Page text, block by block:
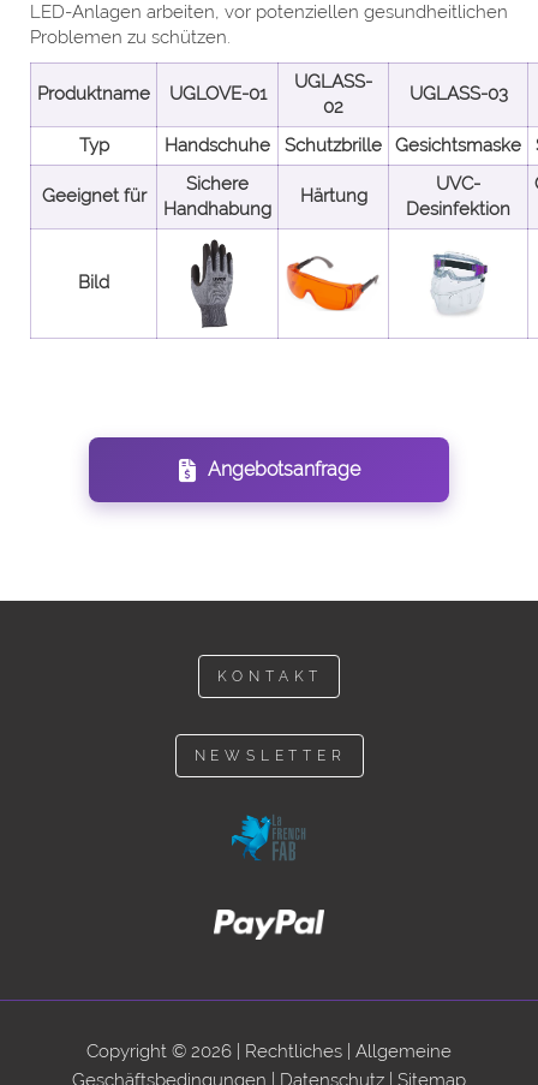
LED-Anlagen arbeiten, vor potenziellen gesundheitlichen
Problemen zu schützen.
Produktname UGLOVE-01
UGLASS-
02
UGLASS-03
Typ Handschuhe Schutzbrille Gesichtsmaske
Geeignet für
Sichere
Handhabung
Härtung
UVC-
Desinfektion
Bild
Angebotsanfrage
KONTAKT
NEWSLETTER
Copyright © 2026 | Rechtliches
Allgemeine
Geschäftsbedingungen
Datenschutz Sitemap